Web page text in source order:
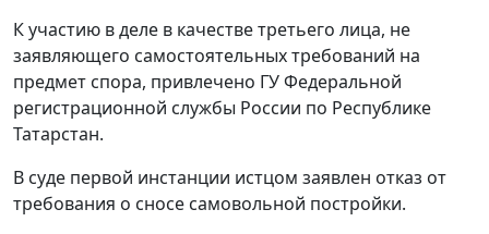
К участию в деле в качестве третьего лица, не
заявляющего самостоятельных требований на
предмет спора, привлечено ГУ Федеральной
регистрационной службы России по Республике
Татарстан.
В суде первой инстанции истцом заявлен отказ от
требования о сносе самовольной постройки.